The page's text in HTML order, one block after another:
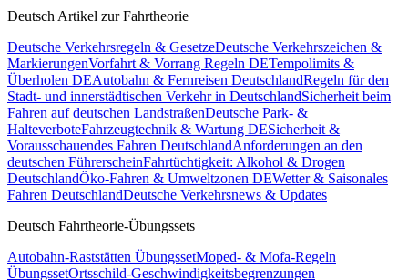
Deutsch Artikel zur Fahrtheorie
Deutsche Verkehrsregeln & GesetzeDeutsche Verkehrszeichen &
MarkierungenVorfahrt & Vorrang Regeln DETempolimits &
Überholen DEAutobahn & Fernreisen DeutschlandRegeln für den
Stadt- und innerstädtischen Verkehr in DeutschlandSicherheit beim
Fahren auf deutschen LandstraßenDeutsche Park- &
HalteverboteFahrzeugtechnik & Wartung DESicherheit &
Vorausschauendes Fahren DeutschlandAnforderungen an den
deutschen FührerscheinFahrtüchtigkeit: Alkohol & Drogen
DeutschlandÖko-Fahren & Umweltzonen DEWetter & Saisonales
Fahren DeutschlandDeutsche Verkehrsnews & Updates
Deutsch Fahrtheorie-Übungssets
Autobahn-Raststätten ÜbungssetMoped- & Mofa-Regeln
ÜbungssetOrtsschild-Geschwindigkeitsbegrenzungen